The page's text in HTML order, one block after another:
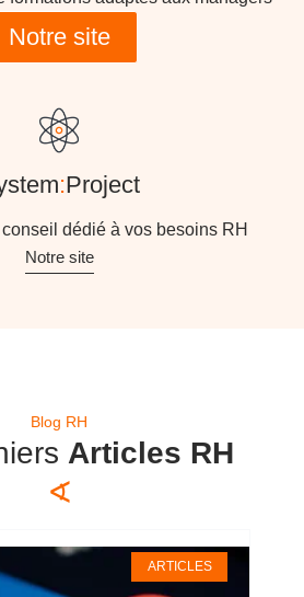
Notre site
:Project
dédié à vos besoins RH
Notre site
Blog RH
Articles RH
∢
ARTICLES